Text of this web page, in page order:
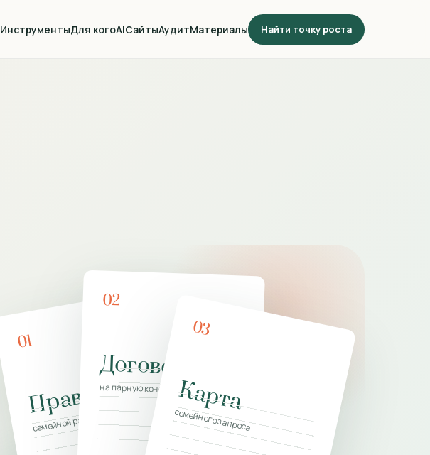
ИнструментыДля когоAIСайтыАудитМатериалы Найти точку роста
01
Правила
семейной работы
02
Договор
на парную консультацию
03
Карта
семейного запроса